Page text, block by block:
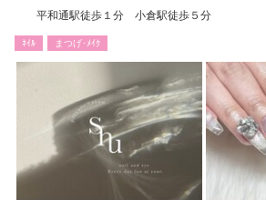
平和通駅徒歩１分 小倉駅徒歩５分
ﾈｲﾙ まつげ･ﾒｲｸ